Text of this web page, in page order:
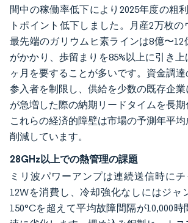
間中の稼働率低下により2025年度の粗
トポイント低下しました。月産2万枚
最先端のガリウムヒ素ラインは8億〜12
がかかり、歩留まりを85%以上に引き上
ヶ月を要することが多いです。資金調
参入者を制限し、供給を少数の既存企
が急増した際の納期リードタイムを長期
これらの経済的障壁は市場の予測年平均
削減しています。
28GHz以上での熱管理の課題
ミリ波パワーアンプは連続送信時に
12Wを消費し、冷却強化なしにはジャ
150°Cを超えて平均故障間隔が10,000